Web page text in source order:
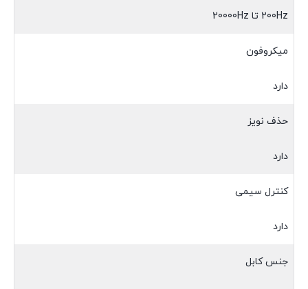
200Hz تا 20000Hz
میکروفون
دارد
حذف نویز
دارد
کنترل سیمی
دارد
جنس کابل